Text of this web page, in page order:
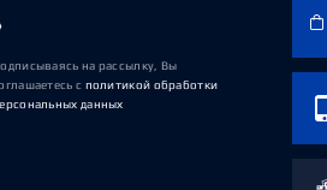
на рассылку, Вы
с политикой обработки
данных